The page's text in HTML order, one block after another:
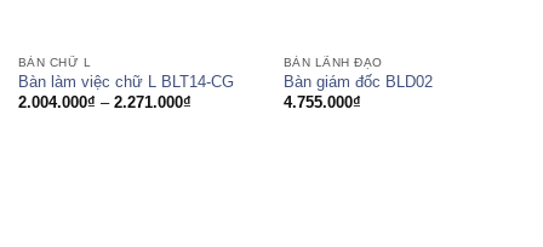
BÀN CHỮ L
Bàn làm việc chữ L BLT14-CG
2.004.000₫ – 2.271.000₫Khoảng
BÀN LÃNH ĐẠO
Bàn giám đốc BLD02
4.755.000₫